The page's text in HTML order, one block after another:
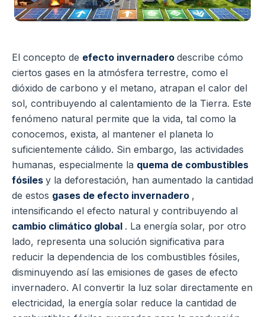
El concepto de efecto invernadero describe cómo
ciertos gases en la atmósfera terrestre, como el
dióxido de carbono y el metano, atrapan el calor del
sol, contribuyendo al calentamiento de la Tierra. Este
fenómeno natural permite que la vida, tal como la
conocemos, exista, al mantener el planeta lo
suficientemente cálido. Sin embargo, las actividades
humanas, especialmente la quema de combustibles
fósiles y la deforestación, han aumentado la cantidad
de estos gases de efecto invernadero ,
intensificando el efecto natural y contribuyendo al
cambio climático global . La energía solar, por otro
lado, representa una solución significativa para
reducir la dependencia de los combustibles fósiles,
disminuyendo así las emisiones de gases de efecto
invernadero. Al convertir la luz solar directamente en
electricidad, la energía solar reduce la cantidad de